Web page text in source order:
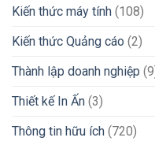
Kiến thức máy tính (108)
Kiến thức Quảng cáo (2)
Thành lập doanh nghiệp
Thiết kế In Ấn (3)
Thông tin hữu ích (720)